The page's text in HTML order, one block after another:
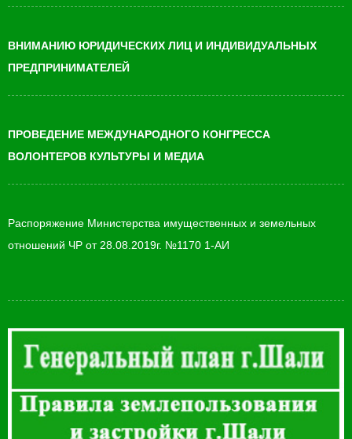
ВНИМАНИЮ ЮРИДИЧЕСКИХ ЛИЦ И ИНДИВИДУАЛЬНЫХ
ПРЕДПРИНИМАТЕЛЕЙ
ПРОВЕДЕНИЕ МЕЖДУНАРОДНОГО КОНГРЕССА
ВОЛОНТЕРОВ КУЛЬТУРЫ И МЕДИА
Распоряжение Министерства имущественных и земельных
отношений ЧР от 28.08.2019г. №1170 1-АИ